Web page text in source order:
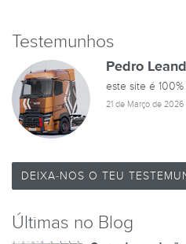
Testemunhos
Pedro
este site é
21 de Março de 2026
DEIXA-NOS O TEU
Últimas no Blog